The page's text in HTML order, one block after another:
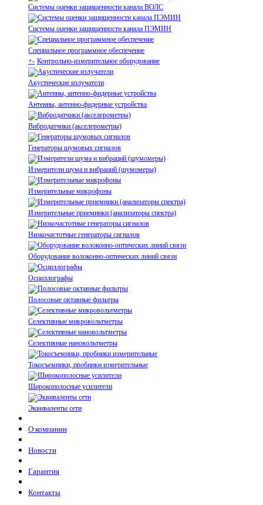
Системы оценки защищенности канала ВОЛС
Системы оценки защищенности канала ПЭМИН
Специальное программное обеспечение
+- Контрольно-измерительное оборудование
Акустические излучатели
Антенны, антенно-фидерные устройства
Вибродатчики (акселерометры)
Генераторы шумовых сигналов
Измерители шума и вибраций (шумомеры)
Измерительные микрофоны
Измерительные приемники (анализаторы спектра)
Низкочастотные генераторы сигналов
Оборудование волоконно-оптических линий связи
Осциллографы
Полосовые октавные фильтры
Селективные микровольтметры
Селективные нановольтметры
Токосъемники, пробники измерительные
Широкополосные усилители
Эквиваленты сети
О компании
Новости
Гарантия
Контакты